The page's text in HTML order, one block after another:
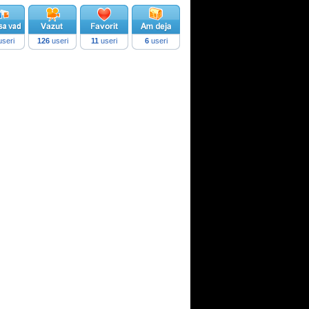
126useri 11 useri 6useri